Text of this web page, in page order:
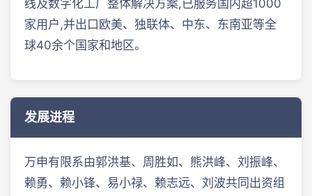
线及数字化工厂整体解决方案,已服务国内超1000
家用户,并出口欧美、独联体、中东、东南亚等全
球40余个国家和地区。
发展进程
万申有限系由郭洪基、周胜如、熊洪峰、刘振峰、
赖勇、赖小锋、易小禄、赖志远、刘波共同出资组